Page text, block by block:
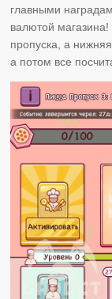
главными
валютой
пропуска, а
а потом все